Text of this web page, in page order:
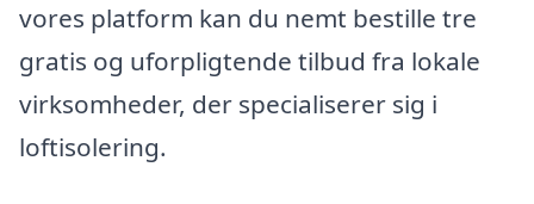
vores platform kan du nemt bestille tre
gratis og uforpligtende tilbud fra lokale
virksomheder, der specialiserer sig i
loftisolering.